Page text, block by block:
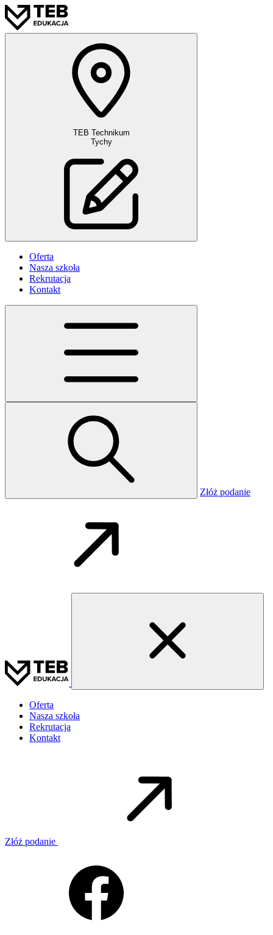
TEB Technikum
Tychy
Oferta
Nasza szkoła
Rekrutacja
Kontakt
Złóż podanie
Oferta
Nasza szkoła
Rekrutacja
Kontakt
Złóż podanie